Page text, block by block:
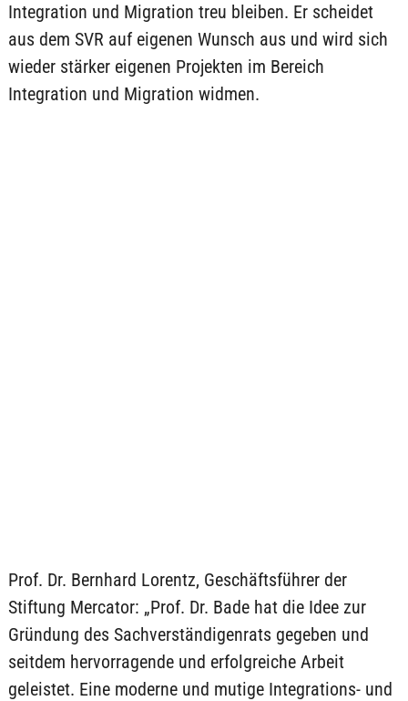
Integration und Migration treu bleiben. Er scheidet
aus dem SVR auf eigenen Wunsch aus und wird sich
wieder stärker eigenen Projekten im Bereich
Integration und Migration widmen.
Prof. Dr. Bernhard Lorentz, Geschäftsführer der
Stiftung Mercator: „Prof. Dr. Bade hat die Idee zur
Gründung des Sachverständigenrats gegeben und
seitdem hervorragende und erfolgreiche Arbeit
geleistet. Eine moderne und mutige Integrations- und